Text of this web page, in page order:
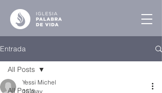
Entrada
All Posts
All Posts
Yessi Michel
15 may